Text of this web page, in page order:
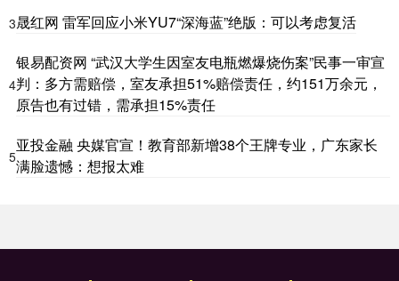
3晟红网 雷军回应小米YU7“深海蓝”绝版：可以考虑复活
4
银易配资网 “武汉大学生因室友电瓶燃爆烧伤案”民事一审宣
判：多方需赔偿，室友承担51%赔偿责任，约151万余元，
原告也有过错，需承担15%责任
5
亚投金融 央媒官宣！教育部新增38个王牌专业，广东家长
满脸遗憾：想报太难